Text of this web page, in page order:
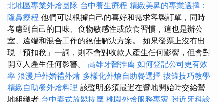
北地區專業外燴團隊 台中養生療程 精緻美鼻的專業選擇：
隆鼻療程 他們可以根據自己的喜好和需求客製訂單，同時
考慮到自己的口味、食物敏感性或飲食習慣，這也是辦公
室、遠端和混合工作的絕佳解決方案。 如果發票上沒有出
現「預扣稅」一詞，則不會對收款人產生任何影響，但會對
開立人產生任何影響。 高雄牙醫推薦 如何登記公司更有效
率 浪漫戶外婚禮外燴 多樣化外燴自助餐選擇 拔罐技巧教學
精緻自助餐外燴料理 該聲明必須最遲在營地開始時交給營
地組織者 台中泰式放鬆按摩 桃園外燴服務專家 附近牙科診